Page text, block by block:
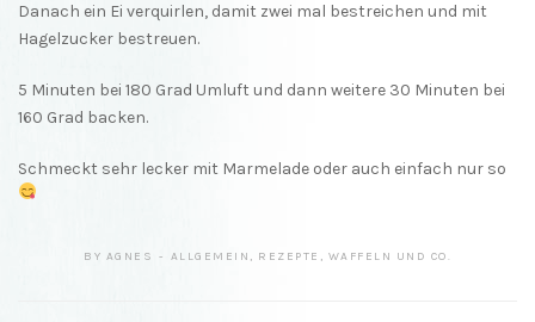
Danach ein Ei verquirlen, damit zwei mal bestreichen und mit
Hagelzucker bestreuen.
5 Minuten bei 180 Grad Umluft und dann weitere 30 Minuten bei
160 Grad backen.
Schmeckt sehr lecker mit Marmelade oder auch einfach nur so
BY AGNES ALLGEMEIN , REZEPTE , WAFFELN UND CO.